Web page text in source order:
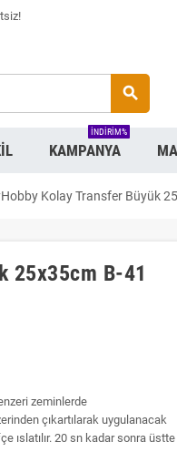
search
KAMPANYA
INDIRIM%
Kolay Transfer Büyük
25x35cm B-41
zeminlerde
çıkartılarak uygulanacak
ıslatılır. 20 sn kadar sonra üstte